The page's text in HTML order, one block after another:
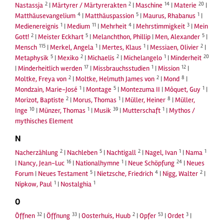
Nastassja 2 | Märtyrer / Märtyrerakten 2 | Maschine 14 | Materie 20 |
Matthäusevangelium 4 | Matthäuspassion 5 | Maurus, Rhabanus 1 |
Medienereignis 1 | Medium 11 | Mehrheit 4 | Mehrstimmigkeit 3 | Mein
Gott! 2 | Meister Eckhart 5 | Melanchthon, Phillip | Men, Alexander 5 |
Mensch 115 | Merkel, Angela 1 | Mertes, Klaus 1 | Messiaen, Olivier 2 |
Metaphysik 5 | Mexiko 2 | Michaelis 2 | Michelangelo 1 | Minderheit 20
| Minderheitlich werden 17 | Missbrauchsstudien 1 | Mission 12 |
Moltke, Freya von 2 | Moltke, Helmuth James von 2 | Mond 8 |
Mondzain, Marie-José 1 | Montage 5 | Montezuma II | Môquet, Guy 1 |
Morizot, Baptiste 2 | Morus, Thomas 1 | Müller, Heiner 8 | Müller,
Inge 10 | Münzer, Thomas 1 | Musik 39 | Mutterschaft 1 | Mythos /
mythisches Element
N
Nacherzählung 2 | Nachleben 5 | Nachtigall 2 | Nagel, Ivan 1 | Nama 1
| Nancy, Jean-Luc 16 | Nationalhymne 1 | Neue Schöpfung 24 | Neues
Forum | Neues Testament 5 | Nietzsche, Friedrich 4 | Nigg, Walter 2 |
Nipkow, Paul 1 | Nostalghia 1
O
Öffnen 32 |Öffnung 33 |Oosterhuis, Huub 2 |Opfer 53 |Ordet 3 |